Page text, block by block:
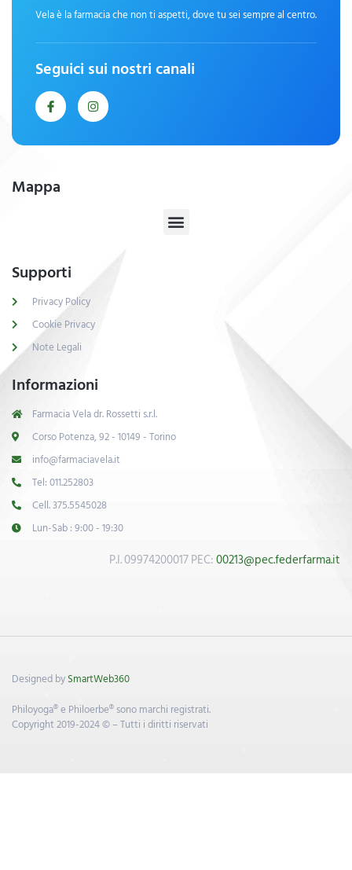
Vela è la farmacia che non ti aspetti, dove tu sei sempre al centro.
Seguici sui nostri canali
Mappa
Supporti
Privacy Policy
Cookie Privacy
Note Legali
Informazioni
Farmacia Vela dr. Rossetti s.r.l.
Corso Potenza, 92 - 10149 - Torino
info@farmaciavela.it
Tel: 011.252803
Cell. 375.5545028
Lun-Sab : 9:00 - 19:30
P.I. 09974200017 PEC:00213@pec.federfarma.it
Designed bySmartWeb360
Philoyoga® e Philoerbe® sono marchi registrati.
Copyright 2019-2024 © – Tutti i diritti riservati